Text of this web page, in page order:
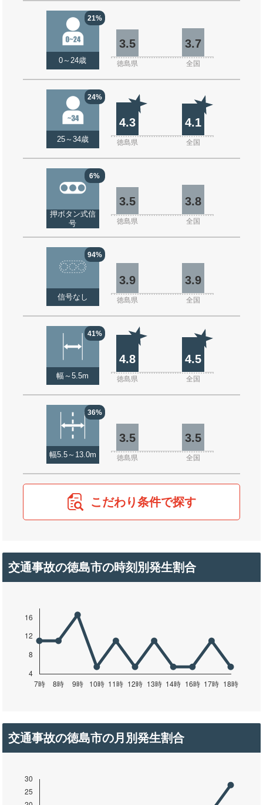
21%
0～24歳
3.5 3.7
徳島県 全国
24%
25～34歳
4.3 4.1
徳島県 全国
6%
押ボタン式信
号
3.5 3.8
徳島県 全国
94%
信号なし
3.9 3.9
徳島県 全国
41%
幅～5.5m
4.8 4.5
徳島県 全国
36%
幅5.5～13.0m
3.5 3.5
徳島県 全国
こだわり条件で探す
交通事故の徳島市の時刻別発生割合
交通事故の徳島市の月別発生割合